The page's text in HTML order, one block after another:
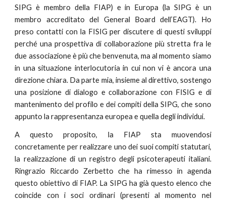
SIPG è membro della FIAP) e in Europa (la SIPG è un
membro accreditato del General Board dell’EAGT). Ho
preso contatti con la FISIG per discutere di questi sviluppi
perché una prospettiva di collaborazione più stretta fra le
due associazione è più che benvenuta, ma al momento siamo
in una situazione interlocutoria in cui non vi è ancora una
direzione chiara. Da parte mia, insieme al direttivo, sostengo
una posizione di dialogo e collaborazione con FISIG e di
mantenimento del profilo e dei compiti della SIPG, che sono
appunto la rappresentanza europea e quella degli individui.
A questo proposito, la FIAP sta muovendosi
concretamente per realizzare uno dei suoi compiti statutari,
la realizzazione di un registro degli psicoterapeuti italiani.
Ringrazio Riccardo Zerbetto che ha rimesso in agenda
questo obiettivo di FIAP. La SIPG ha già questo elenco che
coincide con i soci ordinari (presenti al momento nel